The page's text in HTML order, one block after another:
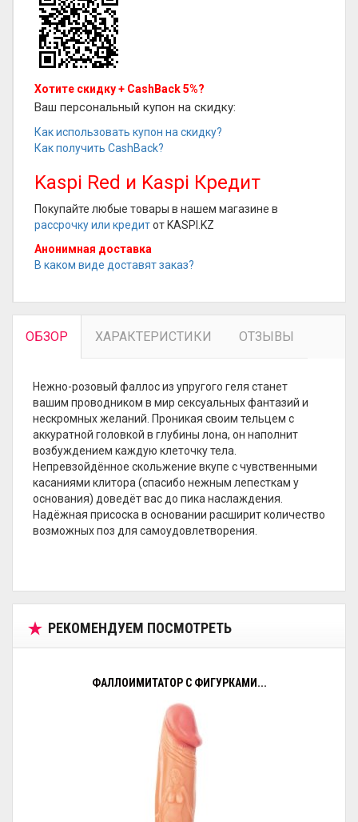
Хотите скидку + CashBack 5%?
Ваш персональный купон на скидку:
Как использовать купон на скидку?
Как получить CashBack?
Kaspi Red и Kaspi Кредит
Покупайте любые товары в нашем магазине в
рассрочку или кредитот KASPI.KZ
Анонимная доставка
В каком виде доставят заказ?
ОБЗОР ХАРАКТЕРИСТИКИ ОТЗЫВЫ
Нежно-розовый фаллос из упругого геля станет
вашим проводником в мир сексуальных фантазий и
нескромных желаний. Проникая своим тельцем с
аккуратной головкой в глубины лона, он наполнит
возбуждением каждую клеточку тела.
Непревзойдённое скольжение вкупе с чувственными
касаниями клитора (спасибо нежным лепесткам у
основания) доведёт вас до пика наслаждения.
Надёжная присоска в основании расширит количество
возможных поз для самоудовлетворения.
РЕКОМЕНДУЕМ ПОСМОТРЕТЬ
ФАЛЛОИМИТАТОР С ФИГУРКАМИ...